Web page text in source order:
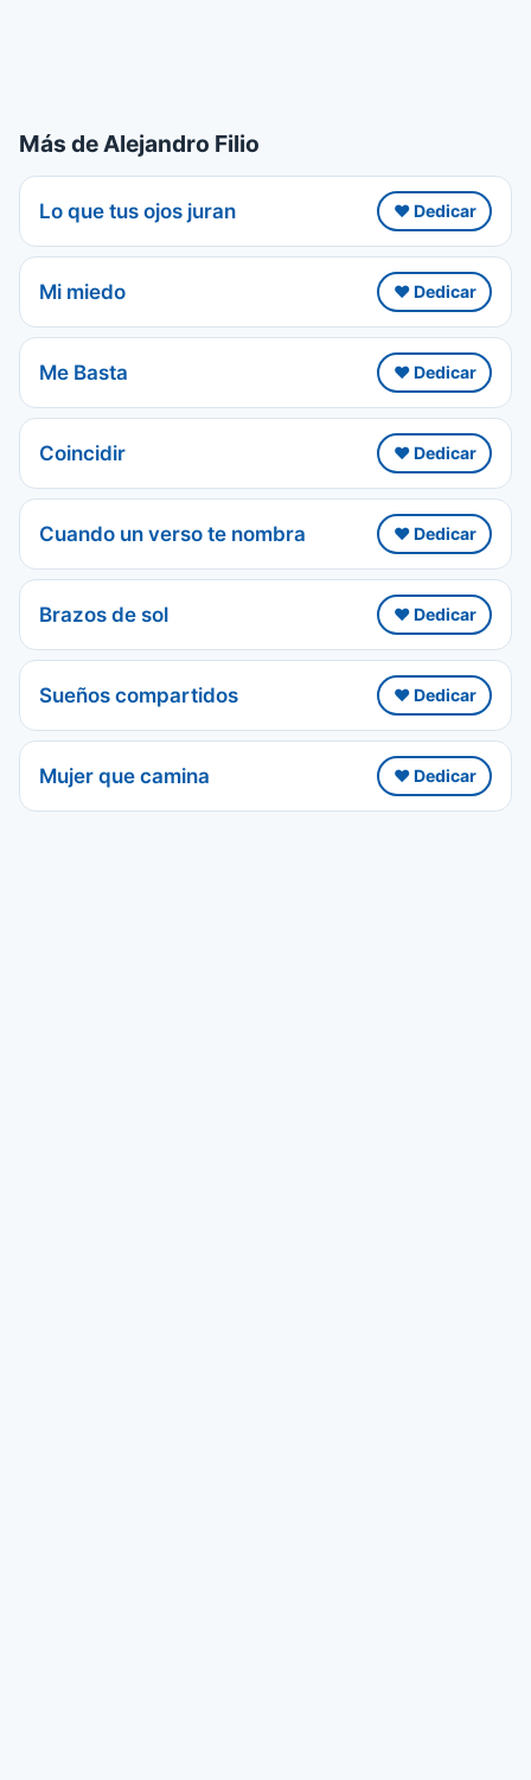
Más de Alejandro Filio
Lo que tus ojos juran ❤️ Dedicar
Mi miedo ❤️ Dedicar
Me Basta ❤️ Dedicar
Coincidir ❤️ Dedicar
Cuando un verso te nombra ❤️ Dedicar
Brazos de sol ❤️ Dedicar
Sueños compartidos ❤️ Dedicar
Mujer que camina ❤️ Dedicar